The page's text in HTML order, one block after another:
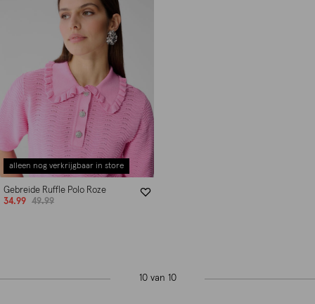
alleen nog verkrijgbaar in store
Gebreide Ruffle Polo Roze
34.99
49.99
10 van 10